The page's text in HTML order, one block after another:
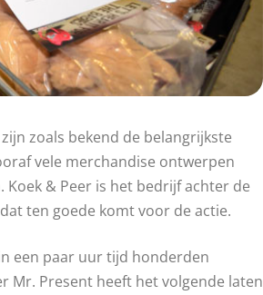
zoals bekend de belangrijkste
vele merchandise ontwerpen
& Peer is het bedrijf achter de
ten goede komt voor de actie.
een paar uur tijd honderden
Mr. Present heeft het volgende laten